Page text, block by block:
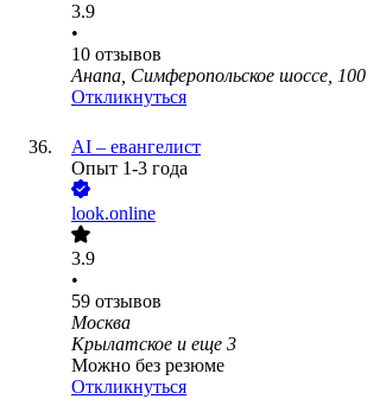
3.9
•
10 отзывов
Анапа, Симферопольское шоссе, 100
Откликнуться
AI – евангелист
Опыт 1-3 года
look.online
3.9
•
59 отзывов
Москва
Крылатское и еще 3
Можно без резюме
Откликнуться